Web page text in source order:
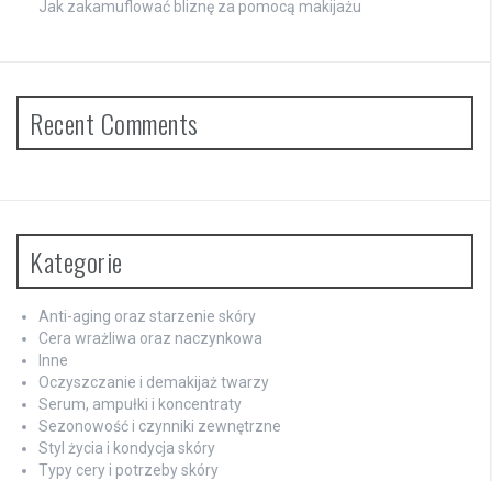
Jak zakamuflować bliznę za pomocą makijażu
Recent Comments
Kategorie
Anti-aging oraz starzenie skóry
Cera wrażliwa oraz naczynkowa
Inne
Oczyszczanie i demakijaż twarzy
Serum, ampułki i koncentraty
Sezonowość i czynniki zewnętrzne
Styl życia i kondycja skóry
Typy cery i potrzeby skóry